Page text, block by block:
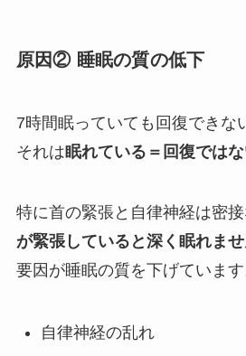
原因② 睡眠の質の低下
7時間眠っていても回復できな
それは眠れている＝回復では
特に首の緊張と自律神経は密接
が緊張していると深く眠れませ
要因が睡眠の質を下げています
自律神経の乱れ